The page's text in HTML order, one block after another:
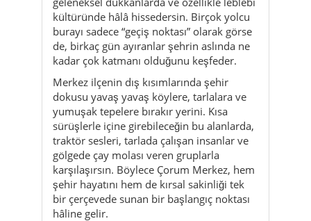
kültüründe hâlâ hissedersin. Birçok yolcu
burayı sadece “geçiş noktası” olarak görse
de, birkaç gün ayıranlar şehrin aslında ne
kadar çok katmanı olduğunu keşfeder.
Merkez ilçenin dış kısımlarında şehir
dokusu yavaş yavaş köylere, tarlalara ve
yumuşak tepelere bırakır yerini. Kısa
sürüşlerle içine girebileceğin bu alanlarda,
traktör sesleri, tarlada çalışan insanlar ve
gölgede çay molası veren gruplarla
karşılaşırsın. Böylece Çorum Merkez, hem
şehir hayatını hem de kırsal sakinliği tek
bir çerçevede sunan bir başlangıç noktası
hâline gelir.